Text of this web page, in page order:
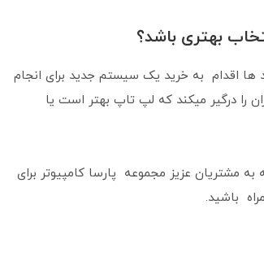
بهتری باشد؟
ها اقدام به خرید یک سیستم جدید برای انجام
را درگیر میکند که لپ تاپ بهتر است یا
مشتریان عزیز مجموعه پارسا کامپیوتر برای
باشید.